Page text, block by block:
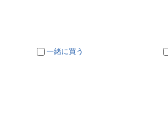
一緒に買う